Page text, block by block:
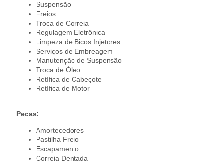
Suspensão
Freios
Troca de Correia
Regulagem Eletrônica
Limpeza de Bicos Injetores
Serviços de Embreagem
Manutenção de Suspensão
Troca de Óleo
Retífica de Cabeçote
Retífica de Motor
Pecas:
Amortecedores
Pastilha Freio
Escapamento
Correia Dentada